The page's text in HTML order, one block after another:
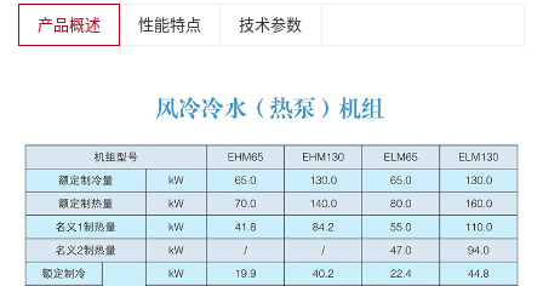
产品概述 性能特点 技术参数